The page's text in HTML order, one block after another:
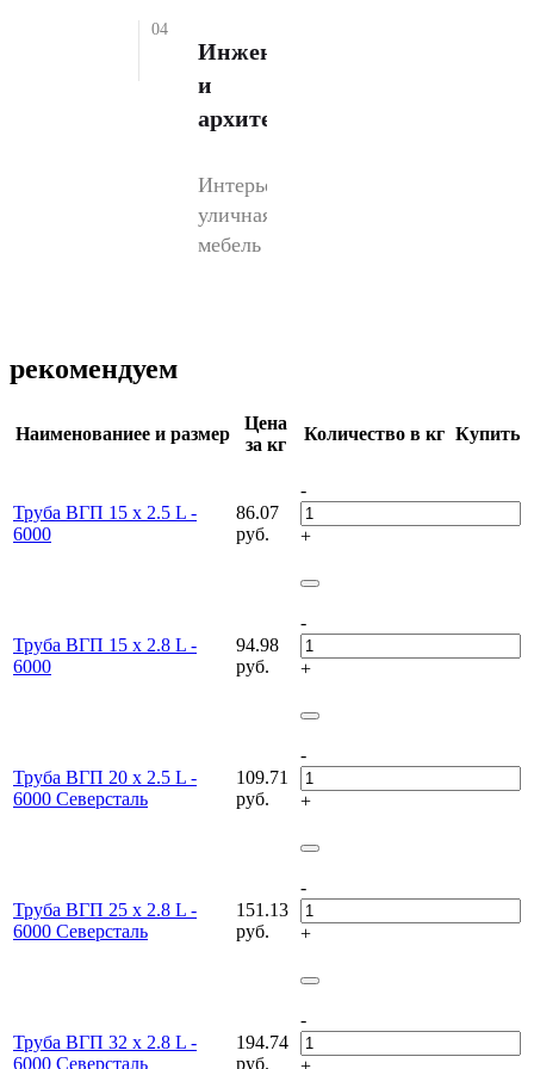
04
Инженерии
и
архитектуре
Интерьеры,
уличная
мебель
рекомендуем
Наименованиеe и размер
Цена
за кг
Количество в кг Купить
Труба ВГП 15 х 2.5 L -
6000
86.07
руб.
-
+
Труба ВГП 15 х 2.8 L -
6000
94.98
руб.
-
+
Труба ВГП 20 х 2.5 L -
6000 Северсталь
109.71
руб.
-
+
Труба ВГП 25 х 2.8 L -
6000 Северсталь
151.13
руб.
-
+
Труба ВГП 32 х 2.8 L -
6000 Северсталь
194.74
руб.
-